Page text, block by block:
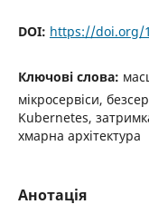
DOI: https://doi.org/
Ключові слова:
мікросервіси,
Kubernetes,
хмарна архітектура
Анотація